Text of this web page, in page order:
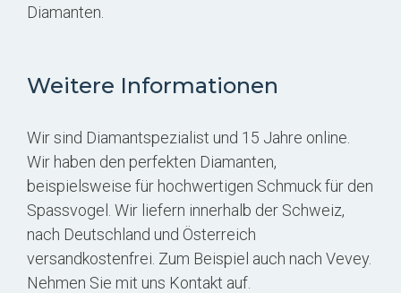
Diamanten.
Weitere Informationen
Wir sind Diamantspezialist und 15 Jahre online.
Wir haben den perfekten Diamanten,
beispielsweise für hochwertigen Schmuck für den
Spassvogel. Wir liefern innerhalb der Schweiz,
nach Deutschland und Österreich
versandkostenfrei. Zum Beispiel auch nach Vevey.
Nehmen Sie mit uns Kontakt auf.